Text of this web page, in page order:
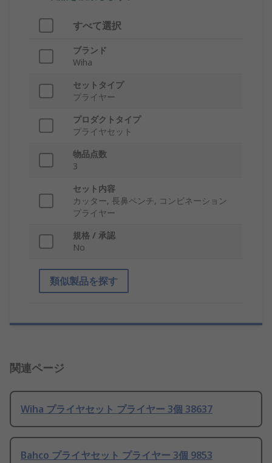
すべて選択
ブランド
Wiha
セットタイプ
プライヤー
プロダクトタイプ
プライヤセット
物品点数
3
セット内容
カッター, 長鼻ペンチ, コンビネーション
プライヤー
規格 / 承認
No
類似製品を探す
関連ページ
Wiha プライヤセット プライヤー 3個 38637
Bahco プライヤセット プライヤー 3個 9853